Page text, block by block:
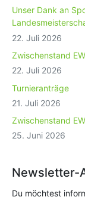
Unser Dank an
22. Juli 2026
Zwischenstand
22. Juli 2026
Turnieranträge
21. Juli 2026
Zwischenstand
25. Juni 2026
Newsletter-
Du möchtest